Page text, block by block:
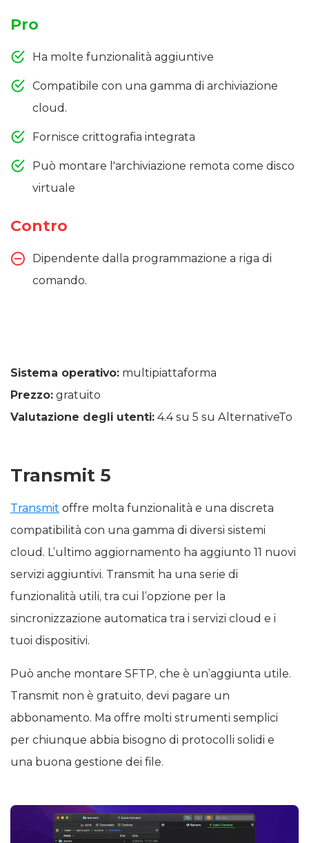
Pro
Ha molte funzionalità aggiuntive
Compatibile con una gamma di archiviazione
cloud.
Fornisce crittografia integrata
Può montare l'archiviazione remota come disco
virtuale
Contro
Dipendente dalla programmazione a riga di
comando.
Sistema operativo: multipiattaforma
Prezzo: gratuito
Valutazione degli utenti: 4.4 su 5 su AlternativeTo
Transmit 5
Transmit offre molta funzionalità e una discreta
compatibilità con una gamma di diversi sistemi
cloud. L’ultimo aggiornamento ha aggiunto 11 nuovi
servizi aggiuntivi. Transmit ha una serie di
funzionalità utili, tra cui l’opzione per la
sincronizzazione automatica tra i servizi cloud e i
tuoi dispositivi.
Può anche montare SFTP, che è un’aggiunta utile.
Transmit non è gratuito, devi pagare un
abbonamento. Ma offre molti strumenti semplici
per chiunque abbia bisogno di protocolli solidi e
una buona gestione dei file.